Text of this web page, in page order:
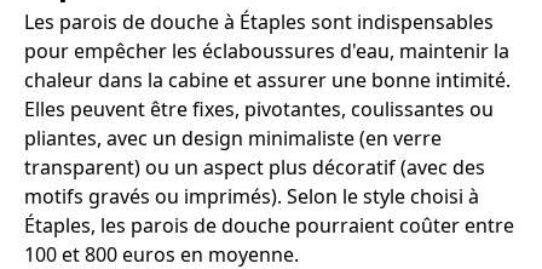
Les parois de douche à Étaples sont indispensables
pour empêcher les éclaboussures d'eau, maintenir la
chaleur dans la cabine et assurer une bonne intimité.
Elles peuvent être fixes, pivotantes, coulissantes ou
pliantes, avec un design minimaliste (en verre
transparent) ou un aspect plus décoratif (avec des
motifs gravés ou imprimés). Selon le style choisi à
Étaples, les parois de douche pourraient coûter entre
100 et 800 euros en moyenne.